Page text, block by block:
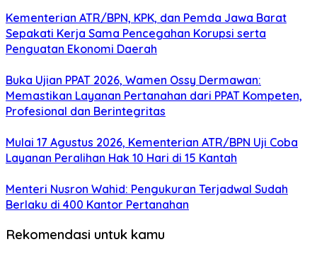
Kementerian ATR/BPN, KPK, dan Pemda Jawa Barat
Sepakati Kerja Sama Pencegahan Korupsi serta
Penguatan Ekonomi Daerah
Buka Ujian PPAT 2026, Wamen Ossy Dermawan:
Memastikan Layanan Pertanahan dari PPAT Kompeten,
Profesional dan Berintegritas
Mulai 17 Agustus 2026, Kementerian ATR/BPN Uji Coba
Layanan Peralihan Hak 10 Hari di 15 Kantah
Menteri Nusron Wahid: Pengukuran Terjadwal Sudah
Berlaku di 400 Kantor Pertanahan
Rekomendasi untuk kamu